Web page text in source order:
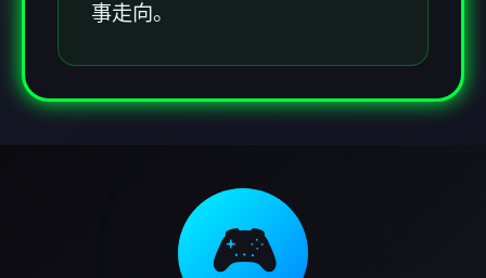
事走向。
🎮